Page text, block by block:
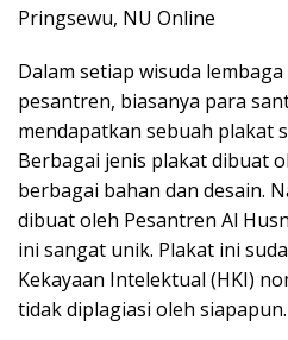
Pringsewu, NU Online
Dalam setiap wisuda
pesantren, biasanya para
mendapatkan sebuah plakat
Berbagai jenis plakat dibuat
berbagai bahan dan desain.
dibuat oleh Pesantren Al
ini sangat unik. Plakat ini
Kekayaan Intelektual (HKI)
tidak diplagiasi oleh siapapun.